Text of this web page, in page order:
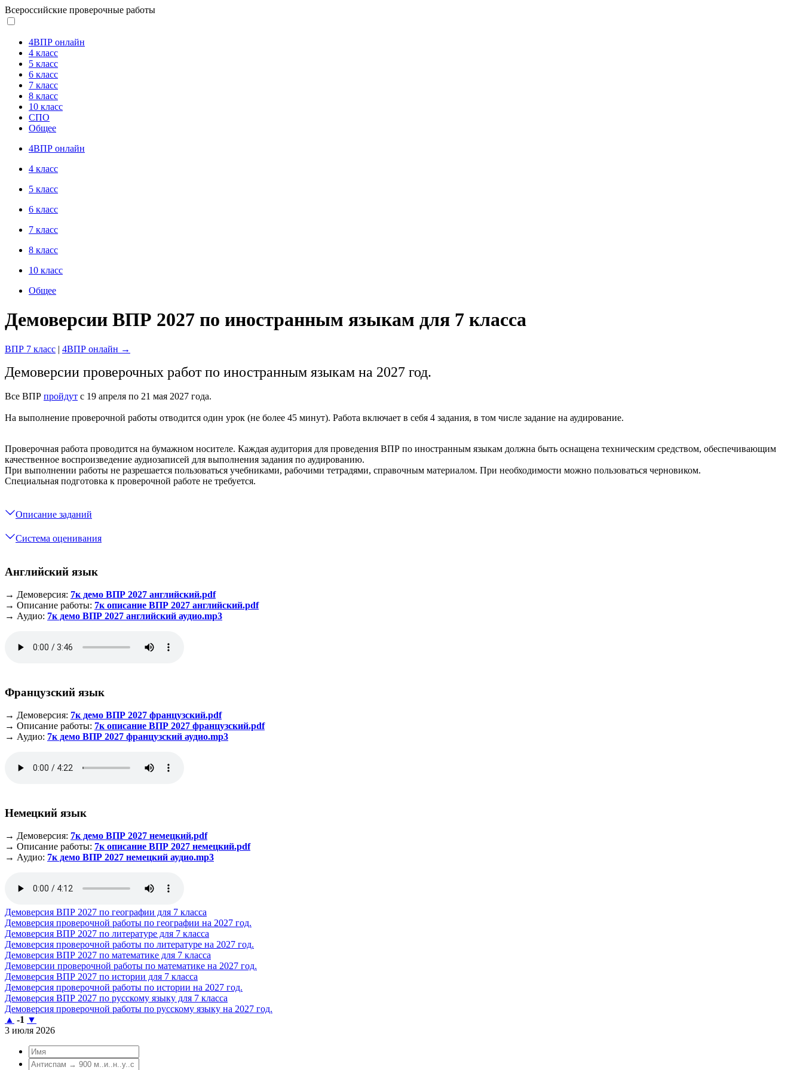
Всероссийские проверочные работы
4ВПР онлайн
4 класс
5 класс
6 класс
7 класс
8 класс
10 класс
СПО
Общее
4ВПР онлайн
4 класс
5 класс
6 класс
7 класс
8 класс
10 класс
Общее
Демоверсии ВПР 2027 по иностранным языкам для 7 класса
ВПР 7 класс | 4ВПР онлайн →
Демоверсии проверочных работ по иностранным языкам на 2027 год.
Все ВПР пройдут с 19 апреля по 21 мая 2027 года.
На выполнение проверочной работы отводится один урок (не более 45 минут). Работа включает в себя 4 задания, в том числе задание на аудирование.
Проверочная работа проводится на бумажном носителе. Каждая аудитория для проведения ВПР по иностранным языкам должна быть оснащена техническим средством, обеспечивающим
качественное воспроизведение аудиозаписей для выполнения задания по аудированию.
При выполнении работы не разрешается пользоваться учебниками, рабочими тетрадями, справочным материалом. При необходимости можно пользоваться черновиком.
Специальная подготовка к проверочной работе не требуется.
Описание заданий
Система оценивания
Английский язык
→ Демоверсия: 7к демо ВПР 2027 английский.pdf
→ Описание работы: 7к описание ВПР 2027 английский.pdf
→ Аудио: 7к демо ВПР 2027 английский аудио.mp3
Французский язык
→ Демоверсия: 7к демо ВПР 2027 французский.pdf
→ Описание работы: 7к описание ВПР 2027 французский.pdf
→ Аудио: 7к демо ВПР 2027 французский аудио.mp3
Немецкий язык
→ Демоверсия: 7к демо ВПР 2027 немецкий.pdf
→ Описание работы: 7к описание ВПР 2027 немецкий.pdf
→ Аудио: 7к демо ВПР 2027 немецкий аудио.mp3
Демоверсия ВПР 2027 по географии для 7 класса
Демоверсия проверочной работы по географии на 2027 год.
Демоверсия ВПР 2027 по литературе для 7 класса
Демоверсия проверочной работы по литературе на 2027 год.
Демоверсия ВПР 2027 по математике для 7 класса
Демоверсии проверочной работы по математике на 2027 год.
Демоверсия ВПР 2027 по истории для 7 класса
Демоверсия проверочной работы по истории на 2027 год.
Демоверсия ВПР 2027 по русскому языку для 7 класса
Демоверсия проверочной работы по русскому языку на 2027 год.
▲ -1 ▼
3 июля 2026